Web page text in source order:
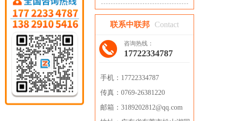
联系中联邦 Contact
咨询热线：
17722334787
手机： 17722334787
传真： 0769-26381220
邮箱： 3189202812@qq.com